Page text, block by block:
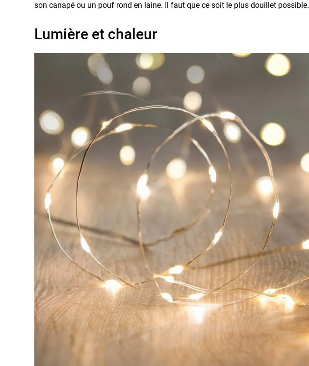
son canapé ou un pouf rond en laine. Il faut que ce soit le plus douillet possible.
Lumière et chaleur